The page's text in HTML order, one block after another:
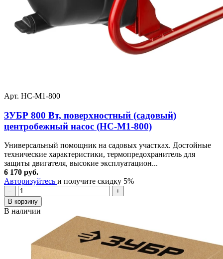
Арт. НС-М1-800
ЗУБР 800 Вт, поверхностный (садовый)
центробежный насос (НС-М1-800)
Универсальный помощник на садовых участках. Достойные
технические характеристики, термопредохранитель для
защиты двигателя, высокие эксплуатацион...
6 170 руб.
Авторизуйтесь и получите скидку 5%
−
+
В корзину
В наличии